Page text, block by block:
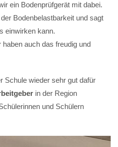
ein Bodenprüfgerät mit dabei.
Bodenbelastbarkeit und sagt
einwirken kann.
auch das freudig und
Schule wieder sehr gut dafür
in der Region
und Schülern